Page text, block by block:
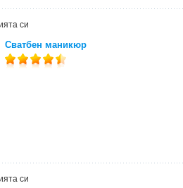
си
Сватбен маникюр
си